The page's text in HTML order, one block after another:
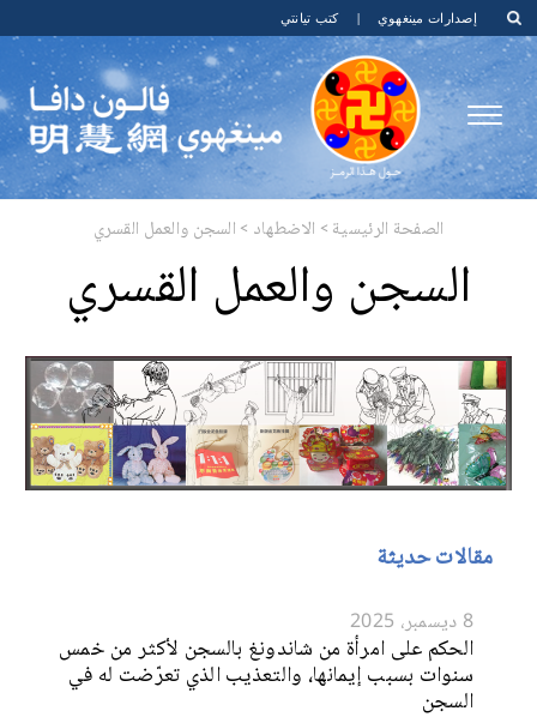
إصدارات مينغهوي | كتب تيانتي
الصفحة الرئيسية> الاضطهاد >السجن والعمل القسري
السجن والعمل القسري
مقالات حديثة
8 ديسمبر، 2025
الحكم على امرأة من شاندونغ بالسجن لأكثر من خمس
سنوات بسبب إيمانها، والتعذيب الذي تعرّضت له في
السجن